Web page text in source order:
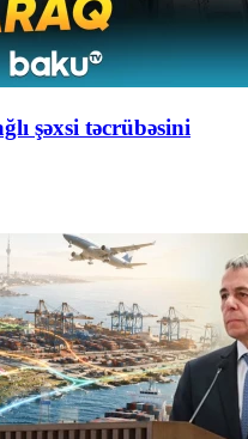
şəxsi təcrübəsini